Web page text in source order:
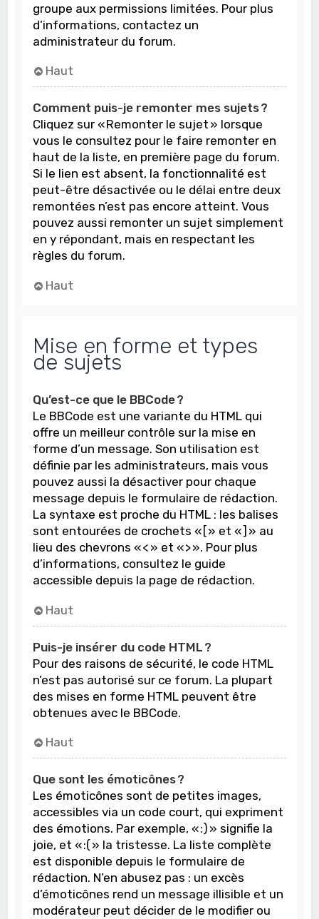
groupe aux permissions limitées. Pour plus
d’informations, contactez un
administrateur du forum.
Haut
Comment puis-je remonter mes sujets ?
Cliquez sur « Remonter le sujet » lorsque
vous le consultez pour le faire remonter en
haut de la liste, en première page du forum.
Si le lien est absent, la fonctionnalité est
peut-être désactivée ou le délai entre deux
remontées n’est pas encore atteint. Vous
pouvez aussi remonter un sujet simplement
en y répondant, mais en respectant les
règles du forum.
Haut
Mise en forme et types
de sujets
Qu’est-ce que le BBCode ?
Le BBCode est une variante du HTML qui
offre un meilleur contrôle sur la mise en
forme d’un message. Son utilisation est
définie par les administrateurs, mais vous
pouvez aussi la désactiver pour chaque
message depuis le formulaire de rédaction.
La syntaxe est proche du HTML : les balises
sont entourées de crochets « [ » et « ] » au
lieu des chevrons « < » et « > ». Pour plus
d’informations, consultez le guide
accessible depuis la page de rédaction.
Haut
Puis-je insérer du code HTML ?
Pour des raisons de sécurité, le code HTML
n’est pas autorisé sur ce forum. La plupart
des mises en forme HTML peuvent être
obtenues avec le BBCode.
Haut
Que sont les émoticônes ?
Les émoticônes sont de petites images,
accessibles via un code court, qui expriment
des émotions. Par exemple, « :) » signifie la
joie, et « :( » la tristesse. La liste complète
est disponible depuis le formulaire de
rédaction. N’en abusez pas : un excès
d’émoticônes rend un message illisible et un
modérateur peut décider de le modifier ou